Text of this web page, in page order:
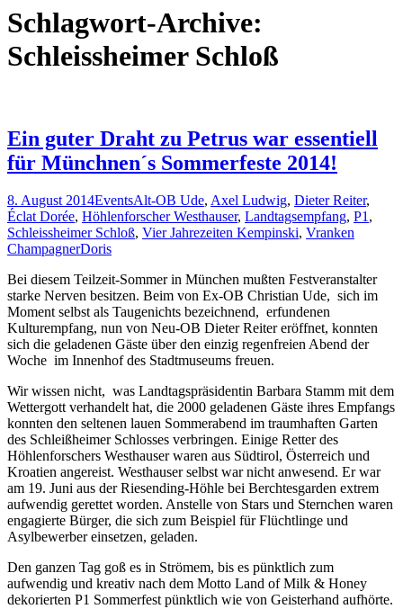
Schlagwort-Archive:
Schleissheimer Schloß
Ein guter Draht zu Petrus war essentiell
für Münchnen´s Sommerfeste 2014!
8. August 2014EventsAlt-OB Ude, Axel Ludwig, Dieter Reiter,
Éclat Dorée, Höhlenforscher Westhauser, Landtagsempfang, P1,
Schleissheimer Schloß, Vier Jahrezeiten Kempinski, Vranken
ChampagnerDoris
Bei diesem Teilzeit-Sommer in München mußten Festveranstalter
starke Nerven besitzen. Beim von Ex-OB Christian Ude, sich im
Moment selbst als Taugenichts bezeichnend, erfundenen
Kulturempfang, nun von Neu-OB Dieter Reiter eröffnet, konnten
sich die geladenen Gäste über den einzig regenfreien Abend der
Woche im Innenhof des Stadtmuseums freuen.
Wir wissen nicht, was Landtagspräsidentin Barbara Stamm mit dem
Wettergott verhandelt hat, die 2000 geladenen Gäste ihres Empfangs
konnten den seltenen lauen Sommerabend im traumhaften Garten
des Schleißheimer Schlosses verbringen. Einige Retter des
Höhlenforschers Westhauser waren aus Südtirol, Österreich und
Kroatien angereist. Westhauser selbst war nicht anwesend. Er war
am 19. Juni aus der Riesending-Höhle bei Berchtesgarden extrem
aufwendig gerettet worden. Anstelle von Stars und Sternchen waren
engagierte Bürger, die sich zum Beispiel für Flüchtlinge und
Asylbewerber einsetzen, geladen.
Den ganzen Tag goß es in Strömem, bis es pünktlich zum
aufwendig und kreativ nach dem Motto Land of Milk & Honey
dekorierten P1 Sommerfest pünktlich wie von Geisterhand aufhörte.